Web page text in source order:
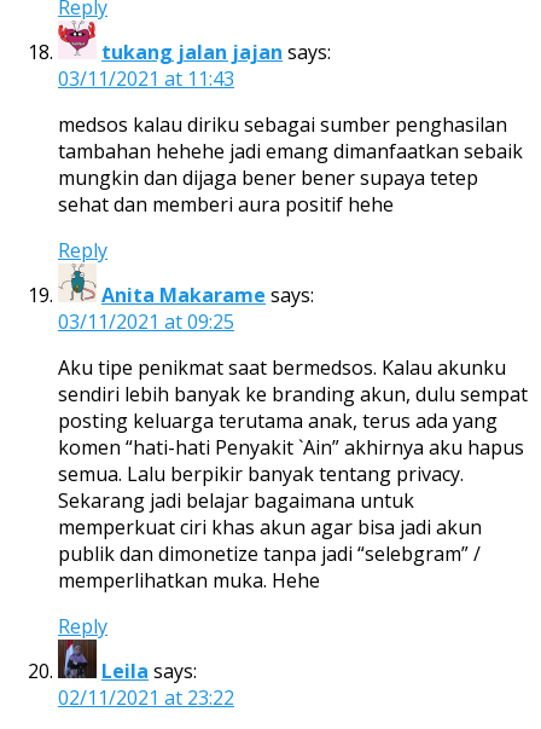
Reply
tukang jalan jajan says:
03/11/2021 at 11:43
medsos kalau diriku sebagai sumber penghasilan
tambahan hehehe jadi emang dimanfaatkan sebaik
mungkin dan dijaga bener bener supaya tetep
sehat dan memberi aura positif hehe
Reply
Anita Makarame says:
03/11/2021 at 09:25
Aku tipe penikmat saat bermedsos. Kalau akunku
sendiri lebih banyak ke branding akun, dulu sempat
posting keluarga terutama anak, terus ada yang
komen “hati-hati Penyakit `Ain” akhirnya aku hapus
semua. Lalu berpikir banyak tentang privacy.
Sekarang jadi belajar bagaimana untuk
memperkuat ciri khas akun agar bisa jadi akun
publik dan dimonetize tanpa jadi “selebgram” /
memperlihatkan muka. Hehe
Reply
Leila says:
02/11/2021 at 23:22